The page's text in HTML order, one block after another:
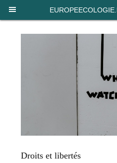
Droits et libertés